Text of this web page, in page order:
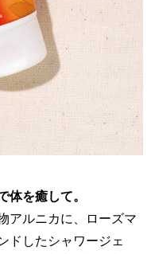
体を癒して。
アルニカに、ローズマ
ドしたシャワージェ